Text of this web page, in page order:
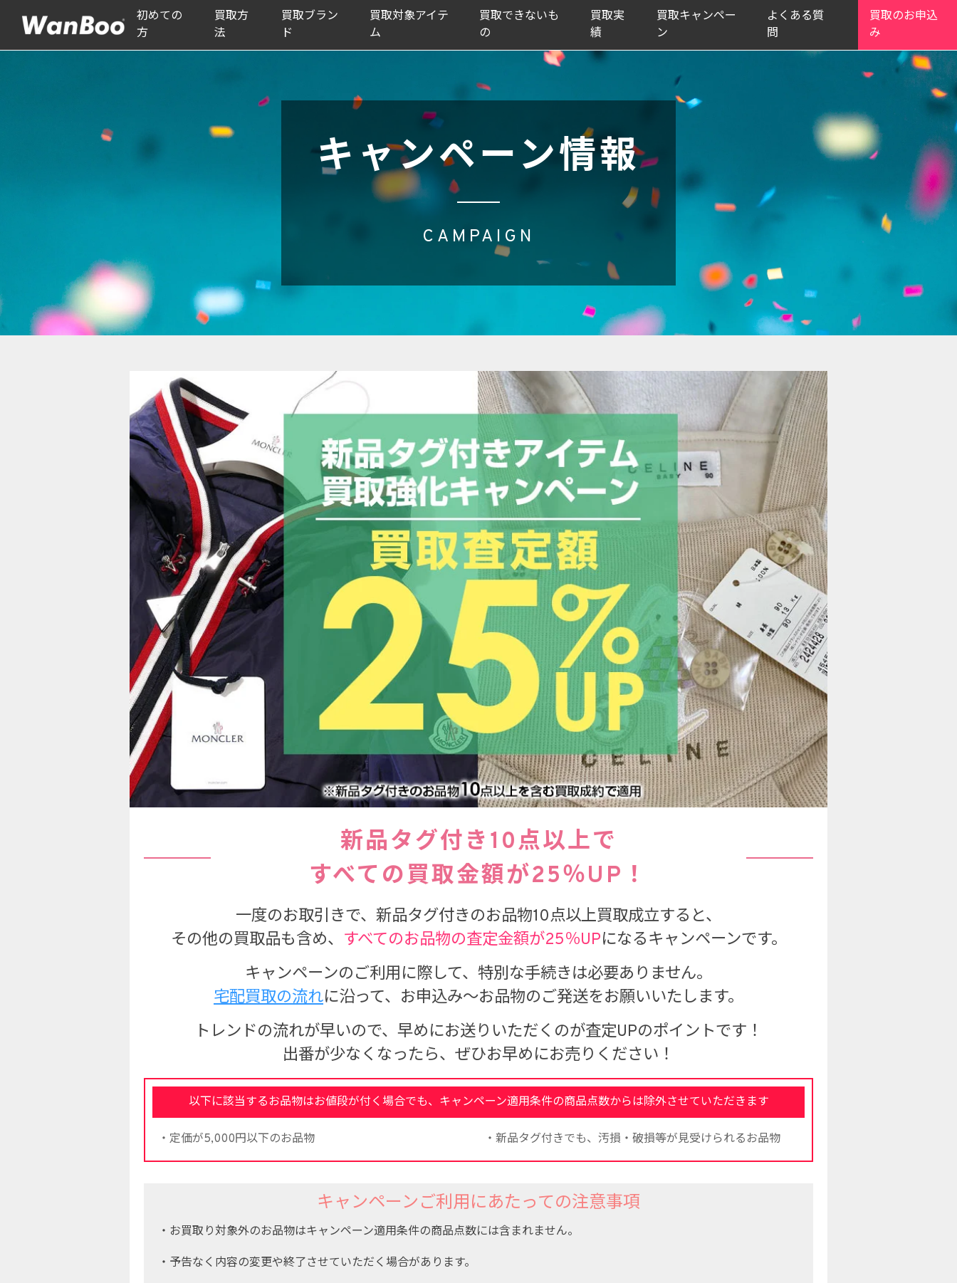
初めての
方
買取方
法
買取ブラン
ド
買取対象アイテ
ム
買取できないも
の
買取実
績
買取キャンペー
ン
よくある質
問
買取のお申込
み
キャンペーン情報
CAMPAIGN
新品タグ付き10点以上で
すべての買取金額が25％UP！
一度のお取引きで、新品タグ付きのお品物10点以上買取成立すると、
その他の買取品も含め、 すべてのお品物の査定金額が25％UPになるキャンペーンです。
キャンペーンのご利用に際して、特別な手続きは必要ありません。
宅配買取の流れに沿って、お申込み～お品物のご発送をお願いいたします。
トレンドの流れが早いので、早めにお送りいただくのが査定UPのポイントです！
出番が少なくなったら、ぜひお早めにお売りください！
以下に該当するお品物はお値段が付く場合でも、キャンペーン適用条件の商品点数からは除外させていただきます
・定価が5,000円以下のお品物 ・新品タグ付きでも、汚損・破損等が見受けられるお品物
キャンペーンご利用にあたっての注意事項
・お買取り対象外のお品物はキャンペーン適用条件の商品点数には含まれません。
・予告なく内容の変更や終了させていただく場合があります。